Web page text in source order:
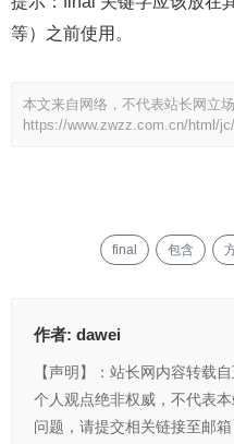
等）之前使用。
本文来自网络，不代表站长网立
https://www.zwzz.com.cn/html/
final 包含
作者: dawei
【声明】：站长网内容转载
个人观点绝非权威，不代表
问题，请提交相关链接至邮